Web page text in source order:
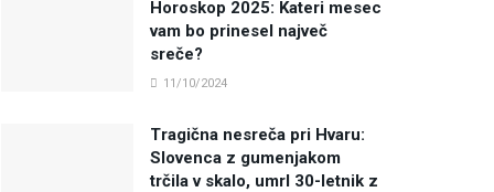
Horoskop 2025: Kateri mesec
vam bo prinesel največ
sreče?
11/10/2024
Tragična nesreča pri Hvaru:
Slovenca z gumenjakom
trčila v skalo, umrl 30-letnik z